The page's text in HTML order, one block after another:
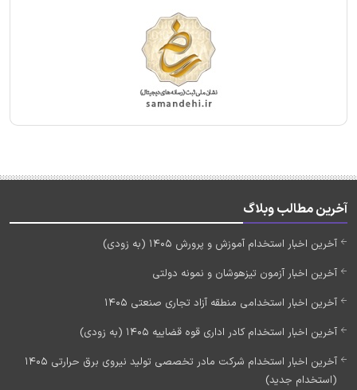
آخرین مطالب وبلاگ
آخرین اخبار استخدام آموزش و پرورش 1405 (به زودی)
آخرین اخبار آزمون تیزهوشان و نمونه دولتی
آخرین اخبار استخدامی منطقه آزاد تجاری صنعتی 1405
آخرین اخبار استخدام کادر اداری قوه قضاییه 1405 (به زودی)
آخرین اخبار استخدام شرکت مادر تخصصی تولید نیروی برق حرارتی 1405
(استخدام جدید)